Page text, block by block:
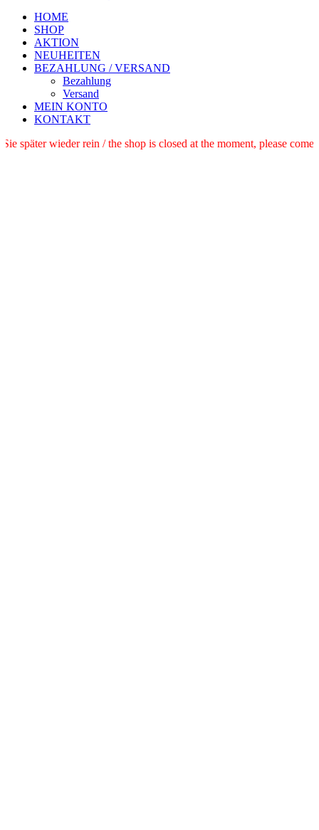
HOME
SHOP
AKTION
NEUHEITEN
BEZAHLUNG / VERSAND
Bezahlung
Versand
MEIN KONTO
KONTAKT
schauen Sie später wieder rein / the shop is closed at the moment,